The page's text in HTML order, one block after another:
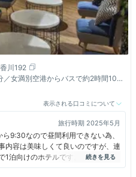
川192
女満別空港からバスで約2時間10
表示される口コミについて
旅行時期 2025年5月
9:30なので昼間利用できない為、
内容は美味しくて良いのですが、連
1泊向けのホテルです。朝食の時間
ートホテルとしては考えられない